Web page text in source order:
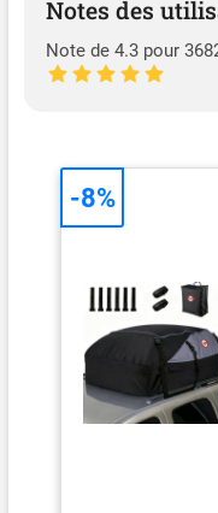
Notes des
Note de 4.3 pour
-8%